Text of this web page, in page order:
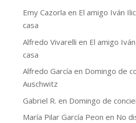
Emy Cazorla en El amigo Iván
casa
Alfredo Vivarelli en El amigo
casa
Alfredo García en Domingo de
Auschwitz
Gabriel R. en Domingo de
María Pilar García Peon en No